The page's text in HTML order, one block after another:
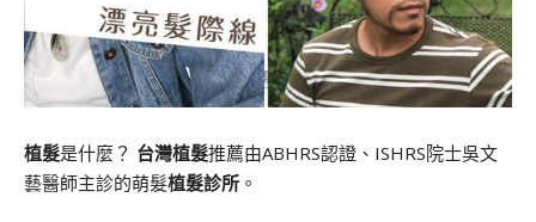
植髮是什麼？ 台灣植髮推薦由ABHRS認證、ISHRS院士吳文
藝醫師主診的萌髮植髮診所 。